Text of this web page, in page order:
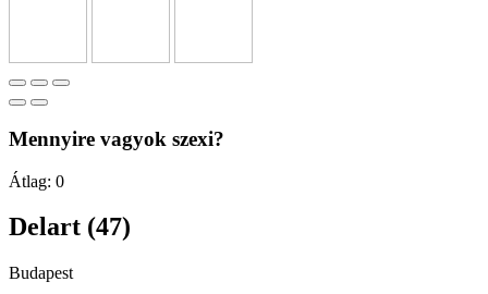
Mennyire vagyok szexi?
Átlag: 0
Delart (47)
Budapest